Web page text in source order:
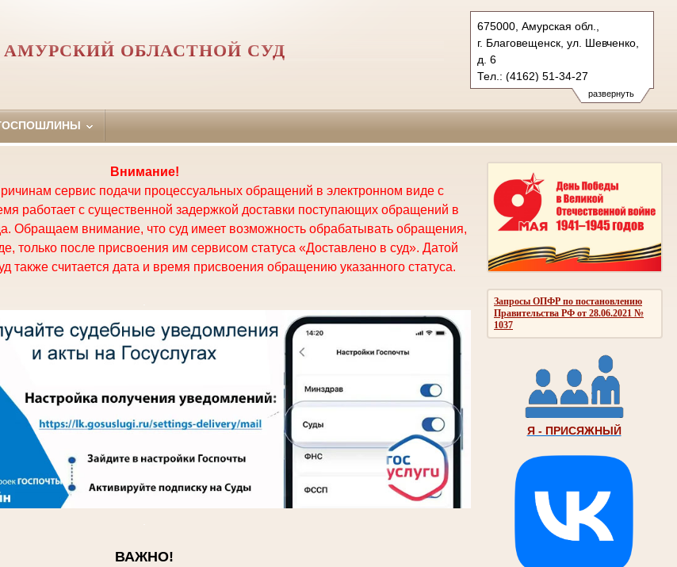
развернуть
675000, Амурская обл.,
г. Благовещенск, ул. Шевченко,
д. 6
Тел.: (4162) 51-34-27
oblsud.amr@sudrf.ru
АМУРСКИЙ ОБЛАСТНОЙ СУД
Запросы ОПФР по постановлению
Правительства РФ от 28.06.2021 №
1037
Я - ПРИСЯЖНЫЙ
Внимание!
сервис подачи процессуальных обращений в электронном виде с
работает с существенной задержкой доставки поступающих обращений в
Обращаем внимание, что суд имеет возможность обрабатывать обращения,
только после присвоения им сервисом статуса «Доставлено в суд». Датой
также считается дата и время присвоения обращению указанного статуса.
ВАЖНО!